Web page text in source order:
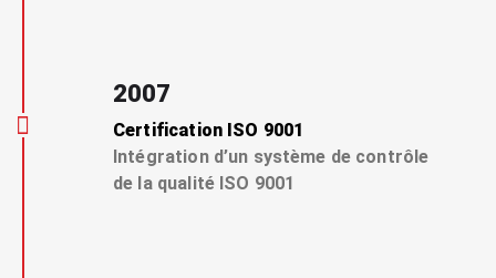
2007
Certification ISO 9001
Intégration d’un système de contrôle
de la qualité ISO 9001